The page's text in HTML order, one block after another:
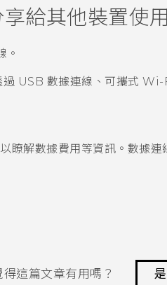
給其他裝置使
。
過 USB 數據連線、可攜式Wi-
瞭解數據費用等資訊。數據連
得這篇文章有用嗎？ 是